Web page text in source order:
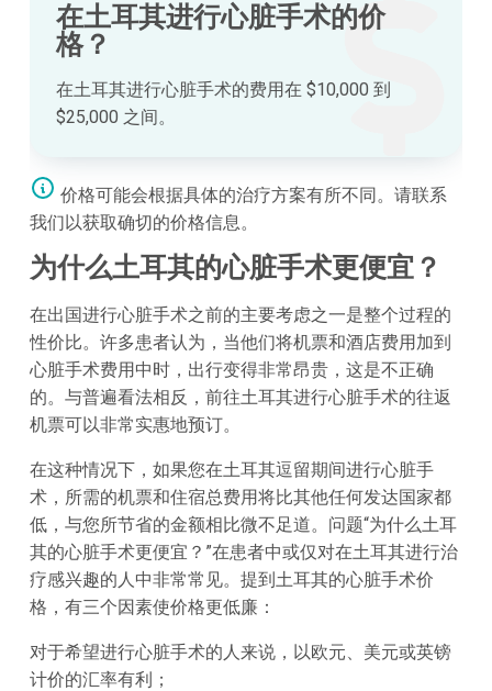
在土耳其进行心脏手术的价
格？
在土耳其进行心脏手术的费用在 $10,000 到
$25,000 之间。
价格可能会根据具体的治疗方案有所不同。请联系
我们以获取确切的价格信息。
为什么土耳其的心脏手术更便宜？
在出国进行心脏手术之前的主要考虑之一是整个过程的
性价比。许多患者认为，当他们将机票和酒店费用加到
心脏手术费用中时，出行变得非常昂贵，这是不正确
的。与普遍看法相反，前往土耳其进行心脏手术的往返
机票可以非常实惠地预订。
在这种情况下，如果您在土耳其逗留期间进行心脏手
术，所需的机票和住宿总费用将比其他任何发达国家都
低，与您所节省的金额相比微不足道。问题“为什么土耳
其的心脏手术更便宜？”在患者中或仅对在土耳其进行治
疗感兴趣的人中非常常见。提到土耳其的心脏手术价
格，有三个因素使价格更低廉：
对于希望进行心脏手术的人来说，以欧元、美元或英镑
计价的汇率有利；